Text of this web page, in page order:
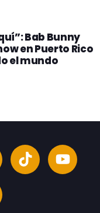
Bab Bunny
en Puerto Rico
el mundo